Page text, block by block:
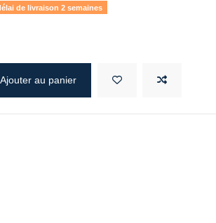
de livraison 2 semaines
Ajouter au panier